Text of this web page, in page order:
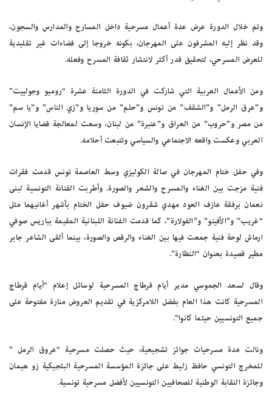
وتم خلال الدورة عرض عدة أعمال مسرحية داخل المسارح والمدارس والسجون،
وقد نظر إليه المشرفون على المهرجان، بكونه خروجا إلى فضاءات غير تقليدية
للعرض المسرحي، لتحقيق قدر أكثر لانتشار ثقافة المسرح وفعله.
ومن الأعمال العربية التي شاركت في الدورة الثامنة عشرة “روميو وجولييت”
و”عرق الرمل” و”الشقف” من تونس و”حلم” من سوريا و”زي الناس” و”يا سم”
من مصر و”حروب” من العراق و”عنبرة” من لبنان، وسعت لمعالجة قضايا الإنسان
العربي وعكست واقعه الاجتماعي والسياسي وتتبعت أحلامه.
وفي حفل ختام المهرجان في صالة الكوليزي وسط العاصمة تونس قدمت فقرات
فنية مزجت بين الغناء والمسرح والشعر والصورة. وأطربت الفنانة التونسية لبنى
نعمان برفقة عازف العود مهدي شقرون ضيوف حفل الختام بأشهر أغانيهما مثل
“غريب” و”الأفينو” و”الفولارة”، كما قدمت الفنانة اللبنانية المقيمة بباريس صوفي
ارماش لوحة فنية جمعت فيها بين الغناء والرقص والصورة، بينما ألقى الشاعر جابر
مطير قصيدة بعنوان “النظارة”.
وقال لسعد الجموسي مدير أيام قرطاج المسرحية لوسائل إعلام “أيام قرطاج
المسرحية كانت هذا العام بفضل اللامركزية في تقديم العروض منارة مفتوحة على
جميع التونسيين حيثما كانوا”.
ونالت عدة مسرحيات جوائز تشجيعية، حيث حصلت مسرحية “عروق الرمل ”
للمخرج التونسي حافظ زليط على جائزة المؤسسة المسرحية البلجيكية زو هيمان
وجائزة النقابة الوطنية للصحافيين التونسيين لأفضل مسرحية تونسية.